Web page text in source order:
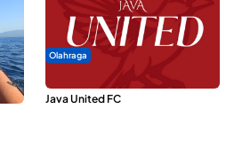
Olahraga
Dari Malut United Berubah Jadi
Java United FC